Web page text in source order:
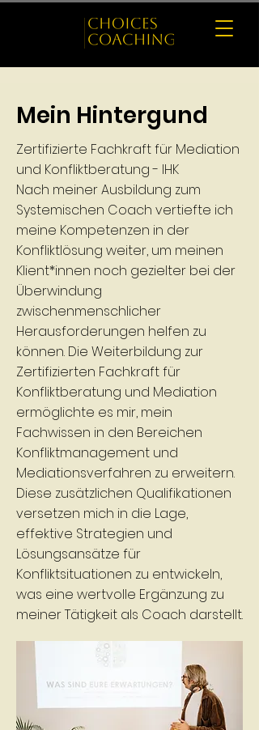
Mein Hintergund
Zertifizierte Fachkraft für Mediation
und Konfliktberatung - IHK
Nach meiner Ausbildung zum
Systemischen Coach vertiefte ich
meine Kompetenzen in der
Konfliktlösung weiter, um meinen
Klient*innen noch gezielter bei der
Überwindung
zwischenmenschlicher
Herausforderungen helfen zu
können. Die Weiterbildung zur
Zertifizierten Fachkraft für
Konfliktberatung und Mediation
ermöglichte es mir, mein
Fachwissen in den Bereichen
Konfliktmanagement und
Mediationsverfahren zu erweitern.
Diese zusätzlichen Qualifikationen
versetzen mich in die Lage,
effektive Strategien und
Lösungsansätze für
Konfliktsituationen zu entwickeln,
was eine wertvolle Ergänzung zu
meiner Tätigkeit als Coach darstellt.